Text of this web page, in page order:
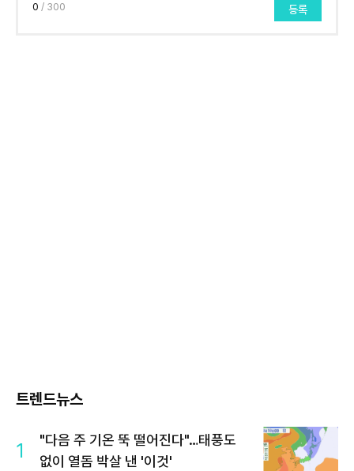
0 / 300 등록
트렌드뉴스
1
"다음 주 기온 뚝 떨어진다"…태풍도
없이 열돔 박살 낸 '이것'